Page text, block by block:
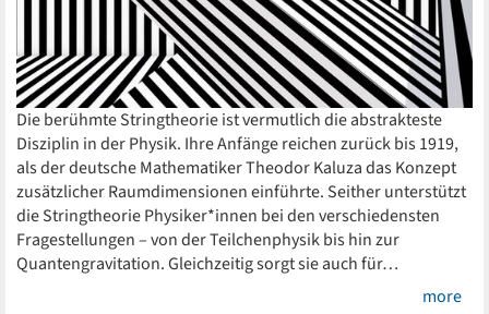
Die berühmte Stringtheorie ist vermutlich die abstrakteste
Disziplin in der Physik. Ihre Anfänge reichen zurück bis 1919,
als der deutsche Mathematiker Theodor Kaluza das Konzept
zusätzlicher Raumdimensionen einführte. Seither unterstützt
die Stringtheorie Physiker*innen bei den verschiedensten
Fragestellungen – von der Teilchenphysik bis hin zur
Quantengravitation. Gleichzeitig sorgt sie auch für…
more